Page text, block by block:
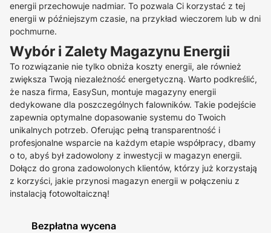
energii przechowuje nadmiar. To pozwala Ci korzystać z tej
energii w późniejszym czasie, na przykład wieczorem lub w dni
pochmurne.
Wybór i Zalety Magazynu Energii
To rozwiązanie nie tylko obniża koszty energii, ale również
zwiększa Twoją niezależność energetyczną. Warto podkreślić,
że nasza firma, EasySun, montuje magazyny energii
dedykowane dla poszczególnych falowników. Takie podejście
zapewnia optymalne dopasowanie systemu do Twoich
unikalnych potrzeb. Oferując pełną transparentność i
profesjonalne wsparcie na każdym etapie współpracy, dbamy
o to, abyś był zadowolony z inwestycji w magazyn energii.
Dołącz do grona zadowolonych klientów, którzy już korzystają
z korzyści, jakie przynosi magazyn energii w połączeniu z
instalacją fotowoltaiczną!
Bezpłatna wycena